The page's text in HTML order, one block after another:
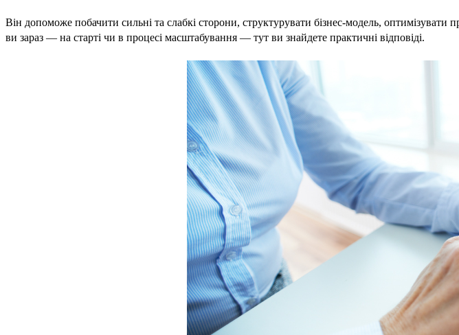
Він допоможе побачити сильні та слабкі сторони, структурувати бізнес-модель,
ви зараз — на старті чи в процесі масштабування — тут ви знайдете практичні відповіді.